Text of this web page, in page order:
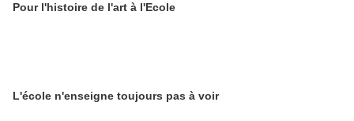
Pour l'histoire de l'art à l'Ecole
L'école n'enseigne toujours pas à voir